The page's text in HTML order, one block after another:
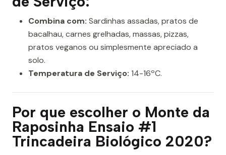
Combina com: Sardinhas assadas, pratos de
bacalhau, carnes grelhadas, massas, pizzas,
pratos veganos ou simplesmente apreciado a
solo.
Temperatura de Serviço: 14-16ºC.
Por que escolher o Monte da
Raposinha Ensaio #1
Trincadeira Biológico 2020?